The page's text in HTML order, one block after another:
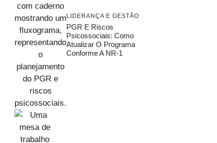
LIDERANÇA E GESTÃO
PGR E Riscos
Psicossociais: Como
Atualizar O Programa
Conforme A NR-1